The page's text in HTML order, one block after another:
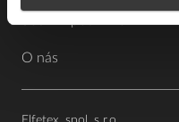
Souhrn podmínek
O nás